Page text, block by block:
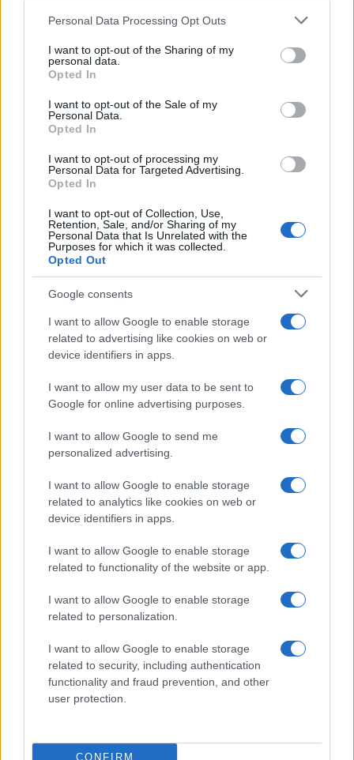
This information may also be disclosed by us to third parties
disclose it to other third parties.
Please note that this website/app uses one or more Google
services and may gather and store information including but
not limited to your visit or usage behaviour. You may click to
grant or deny consent to Google and its third-party tags to
consent section.
Personal Data Processing Opt Outs
I want to opt-out of the Sharing of my
personal data.
Opted In
I want to opt-out of the Sale of my
Personal Data.
Opted In
I want to opt-out of processing my
Personal Data for Targeted Advertising.
Opted In
I want to opt-out of Collection, Use,
Retention, Sale, and/or Sharing of my
Personal Data that Is Unrelated with the
Purposes for which it was collected.
Opted Out
Google consents
I want to allow Google to enable storage
related to advertising like cookies on web or
device identifiers in apps.
I want to allow my user data to be sent to
Google for online advertising purposes.
I want to allow Google to send me
personalized advertising.
I want to allow Google to enable storage
related to analytics like cookies on web or
device identifiers in apps.
I want to allow Google to enable storage
related to functionality of the website or app.
I want to allow Google to enable storage
related to personalization.
I want to allow Google to enable storage
related to security, including authentication
functionality and fraud prevention, and other
user protection.
CONFIRM